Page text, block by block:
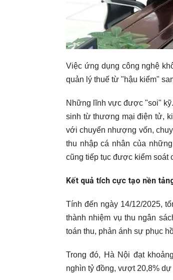
Việc ứng dụng công nghệ
quản lý thuế từ "hậu kiểm"
Những lĩnh vực được "soi"
sinh từ thương mại điện tử,
với chuyển nhượng vốn,
thu nhập cá nhân của
cũng tiếp tục được kiểm soát
Kết quả tích cực tạo nền
Tính đến ngày 14/12/2025,
thành nhiệm vụ thu ngân
toán thu, phản ánh sự phục
Trong đó, Hà Nội đạt
nghìn tỷ đồng, vượt 20,8%